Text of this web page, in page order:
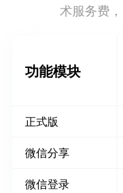
术服务费，
功能模块
正式版
微信分享
微信登录